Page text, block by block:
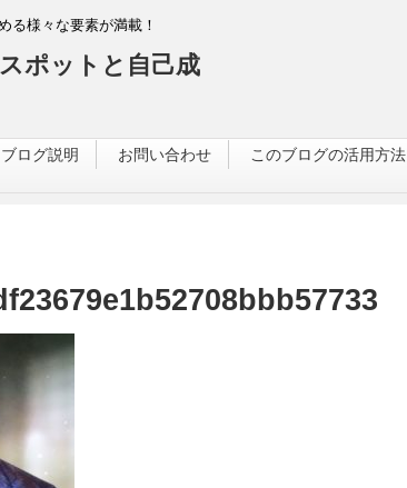
る様々な要素が満載！
ポットと自己成
ブログ説明 お問い合わせ このブログの活用方法